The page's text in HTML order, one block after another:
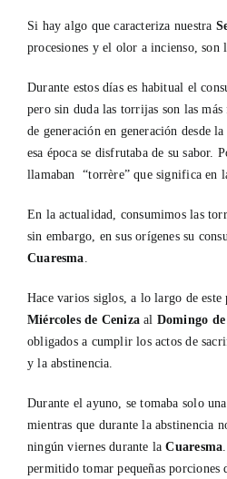
Si hay algo que caracteriza nuestra
procesiones y el olor a incienso, son
Durante estos días es habitual el
pero sin duda las torrijas son las más
de generación en generación desde
esa época se disfrutaba de su sabor.
llamaban “torrère” que significa en
En la actualidad, consumimos las
sin embargo, en sus orígenes su
Cuaresma.
Hace varios siglos, a lo largo de este
Miércoles de Ceniza al Domingo
obligados a cumplir los actos de
y la abstinencia.
Durante el ayuno, se tomaba solo
mientras que durante la abstinencia
ningún viernes durante laCuaresma
permitido tomar pequeñas porciones